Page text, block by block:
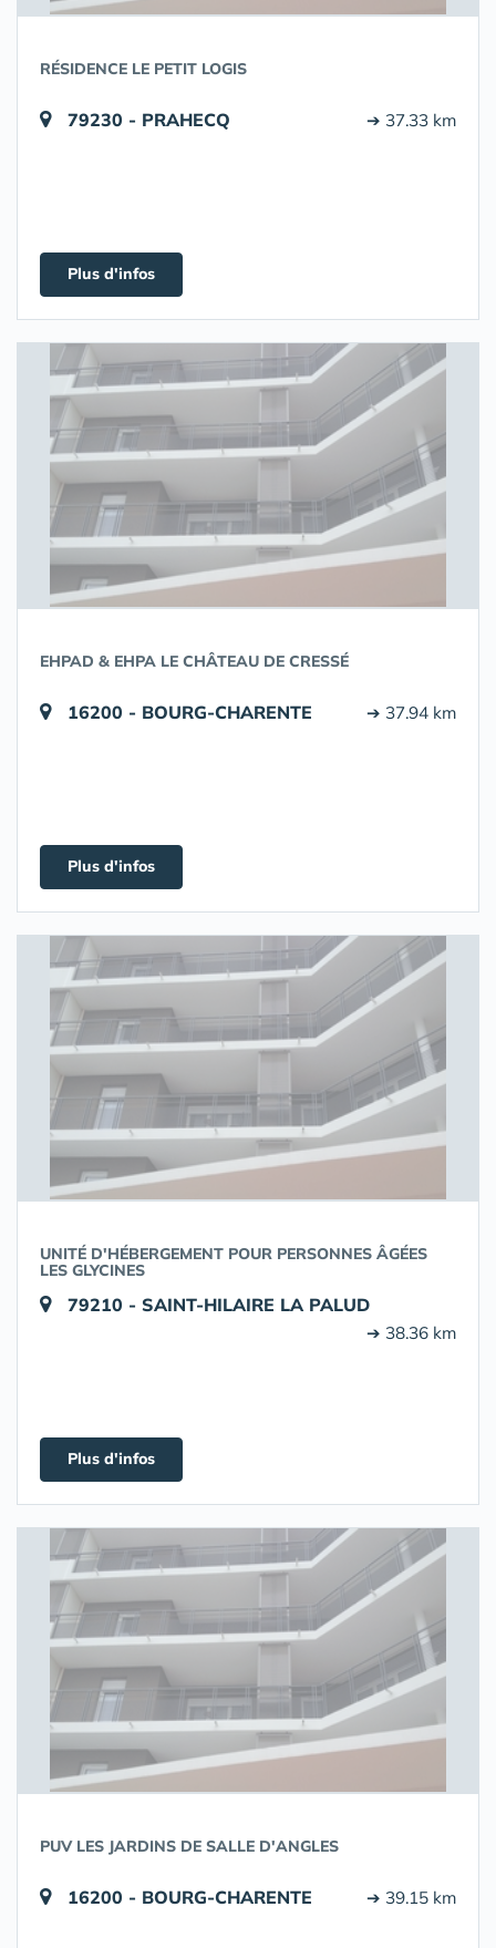
RÉSIDENCE LE PETIT LOGIS
79230 - PRAHECQ ➔ 37.33 km
Plus d'infos
EHPAD & EHPA LE CHÂTEAU DE CRESSÉ
16200 - BOURG-CHARENTE ➔ 37.94 km
Plus d'infos
UNITÉ D'HÉBERGEMENT POUR PERSONNES ÂGÉES
LES GLYCINES
79210 - SAINT-HILAIRE LA PALUD
➔ 38.36 km
Plus d'infos
PUV LES JARDINS DE SALLE D'ANGLES
16200 - BOURG-CHARENTE ➔ 39.15 km